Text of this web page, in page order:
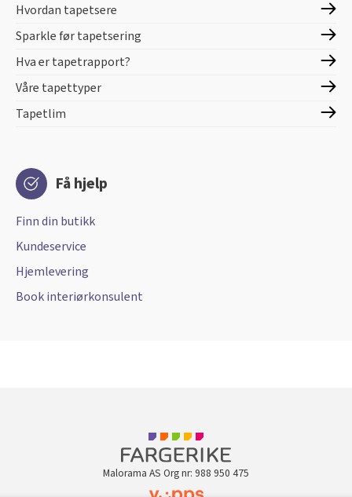
Hvordan tapetsere
Sparkle før tapetsering
Hva er tapetrapport?
Våre tapettyper
Tapetlim
Få hjelp
Finn din butikk
Kundeservice
Hjemlevering
Book interiørkonsulent
Malorama AS Org nr: 988 950 475